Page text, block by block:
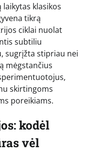
klasikos
tikrą
ciklai nuolat
subtiliu
sugrįžta stipriau nei
mėgstančius
skirtingoms
poreikiams.
kodėl
vėl